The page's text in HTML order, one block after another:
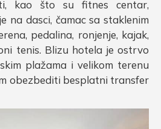
kao što su fitnes centar,
na dasci, čamac sa staklenim
pedalina, ronjenje, kajak,
tenis. Blizu hotela je ostrvo
plažama i velikom terenu
obezbediti besplatni transfer